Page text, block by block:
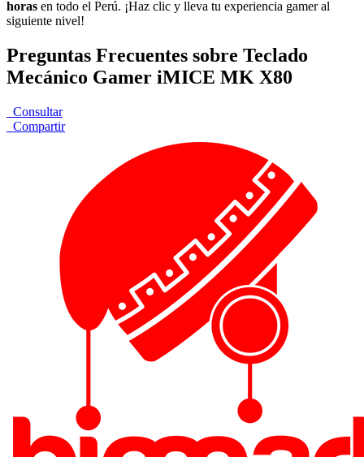
horas en todo el Perú. ¡Haz clic y lleva tu experiencia gamer al
siguiente nivel!
Preguntas Frecuentes sobre Teclado
Mecánico Gamer iMICE MK X80
Consultar
Compartir